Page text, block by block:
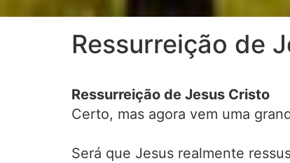
Ressurreição de
Ressurreição de Jesus Cristo
Certo, mas agora vem uma
Será que Jesus realmente